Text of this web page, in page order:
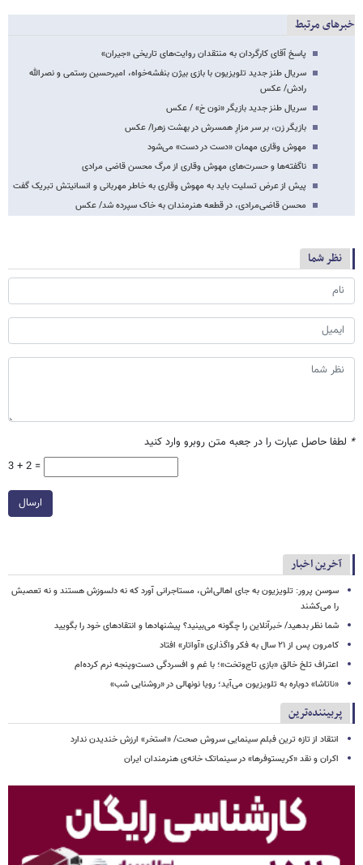
خبرهای مرتبط
پاسخ آقای کارگردان به منتقدان روایت‌های تاریخی «جیران»
سریال طنز جدید تلویزیون با بازی بیژن بنفشه‌خواه، امیرحسین رستمی و نصرالله
رادش/ عکس
سریال طنز جدید بازیگر «نون خ» / عکس
بازیگر زن، بر سر مزارِ همسرش در بهشت زهرا/ عکس
مهوش وقاری مهمان «دست در دست» می‌شود
ناگفته‌ها و حسرت‌های مهوش وقاری از مرگ محسن قاضی مرادی
پیش از عرض تسلیت باید به مهوش وقاری به خاطر مهربانی و انسانیتش تبریک گفت
محسن قاضی‌مرادی، در قطعه هنرمندان به خاک سپرده شد/ عکس
نظر شما
* لطفا حاصل عبارت را در جعبه متن روبرو وارد کنید
3 + 2 =
ارسال
آخرین اخبار
سوسن پرور: تلویزیون به جای اهالی‌اش، مستاجرانی آورد که نه دلسوزش هستند و نه تعصبش
را می‌کشند
شما نظر بدهید/ خبرآنلاین را چگونه می‌بینید؟ پیشنهادها و انتقادهای خود را بگویید
کامرون پس از ۲۱ سال به فکر واگذاری «آواتار» افتاد
اعتراف تلخ خالق «بازی تاج‌وتخت»؛ با غم و افسردگی دست‌وپنجه نرم کرده‌ام
«ناتاشا» دوباره به تلویزیون می‌آید؛ رویا نونهالی در «روشنایی شب»
پربیننده‌ترین
انتقاد از تازه ترین فبلم سینمایی سروش صحت/ «استخر» ارزش خندیدن ندارد
اکران و نقد «کریستوفرها» در سینماتک خانه‌ی هنرمندان ایران